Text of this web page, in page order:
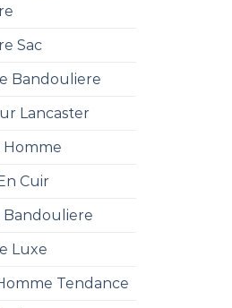
Sac
Bandouliere
Lancaster
Homme
Cuir
Bandouliere
Luxe
Tendance